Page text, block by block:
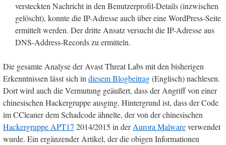
versteckten Nachricht in den Benutzerprofil-Details (inzwischen
gelöscht), konnte die IP-Adresse auch über eine WordPress-Seite
ermittelt werden. Der dritte Ansatz versucht die IP-Adresse aus
DNS-Address-Records zu ermitteln.
Die gesamte Analyse der Avast Threat Labs mit den bisherigen
Erkenntnissen lässt sich indiesem Blogbeitrag(Englisch) nachlesen.
Dort wird auch die Vermutung geäußert, dass der Angriff von einer
chinesischen Hackergruppe ausging. Hintergrund ist, dass der Code
im CCleaner dem Schadcode ähnelte, der von der chinesischen
Hackergruppe APT17 2014/2015 in derAurora Malwareverwendet
wurde. Ein ergänzender Artikel, der die obigen Informationen